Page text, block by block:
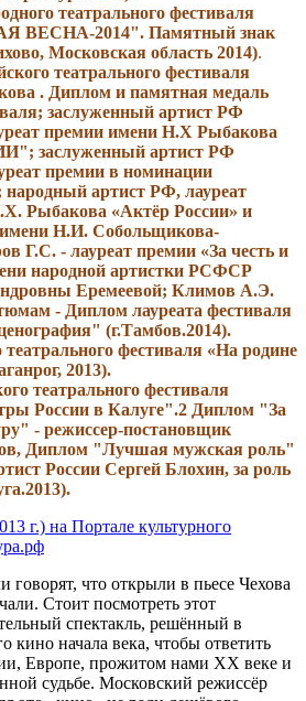
театрального фестиваля
2014". Памятный знак
Московская область 2014).
театрального фестиваля
. Диплом и памятная медаль
заслуженный артист РФ
премии имени Н.Х Рыбакова
заслуженный артист РФ
премии в номинации
артист РФ, лауреат
Рыбакова «Актёр России» и
Н.И. Собольщикова-
Г.С. - лауреат премии «За честь и
народной артистки РСФСР
Еремеевой; Климов А.Э.
- Диплом лауреата фестиваля
(г.Тамбов.2014).
фестиваля «На родине
2013).
театрального фестиваля
России в Калуге".2 Диплом "За
- режиссер-постановщик
Диплом "Лучшая мужская роль"
России Сергей Блохин, за роль
г.) на Портале культурного
говорят, что открыли в пьесе Чехова
Стоит посмотреть этот
спектакль, решённый в
кино начала века, чтобы ответить
Европе, прожитом нами ХХ веке и
судьбе. Московский режиссёр